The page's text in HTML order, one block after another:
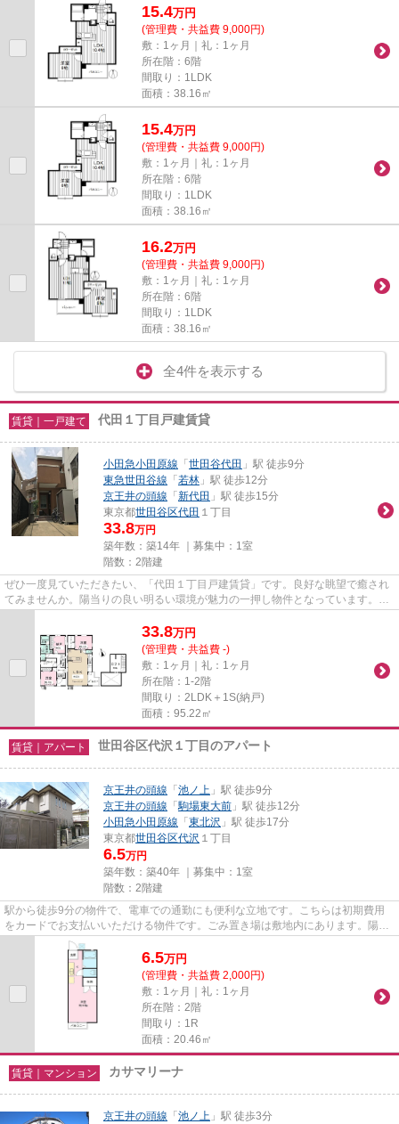
15.4万円
(管理費・共益費 9,000円)
敷：1ヶ月｜礼：1ヶ月
所在階：6階
間取り：1LDK
面積：38.16㎡
15.4万円
(管理費・共益費 9,000円)
敷：1ヶ月｜礼：1ヶ月
所在階：6階
間取り：1LDK
面積：38.16㎡
16.2万円
(管理費・共益費 9,000円)
敷：1ヶ月｜礼：1ヶ月
所在階：6階
間取り：1LDK
面積：38.16㎡
全4件を表示する
賃貸｜一戸建て 代田１丁目戸建賃貸
小田急小田原線 「世田谷代田 」駅 徒歩9分
東急世田谷線 「若林 」駅 徒歩12分
京王井の頭線 「新代田 」駅 徒歩15分
東京都世田谷区代田 １丁目
33.8万円
築年数：築14年 ｜募集中： 1室
階数：2階建
ぜひ一度見ていただきたい、「代田１丁目戸建賃貸」です。良好な眺望で癒され
てみませんか。陽当りの良い明るい環境が魅力の一押し物件となっています。魅
力的な駅近の物件で、駅まで...
33.8万円
(管理費・共益費 -)
敷：1ヶ月｜礼：1ヶ月
所在階：1-2階
間取り：2LDK＋1S(納戸)
面積：95.22㎡
賃貸｜アパート 世田谷区代沢１丁目のアパート
京王井の頭線 「池ノ上 」駅 徒歩9分
京王井の頭線 「駒場東大前 」駅 徒歩12分
小田急小田原線 「東北沢 」駅 徒歩17分
東京都世田谷区代沢 １丁目
6.5万円
築年数：築40年 ｜募集中： 1室
階数：2階建
駅から徒歩9分の物件で、電車での通勤にも便利な立地です。こちらは初期費用
をカードでお支払いいただける物件です。ごみ置き場は敷地内にあります。陽当
たりが良いので、洗濯物が臭わ...
6.5万円
(管理費・共益費 2,000円)
敷：1ヶ月｜礼：1ヶ月
所在階：2階
間取り：1R
面積：20.46㎡
賃貸｜マンション カサマリーナ
京王井の頭線 「池ノ上 」駅 徒歩3分